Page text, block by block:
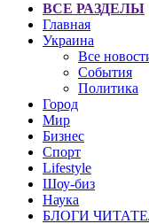
ВСЕ РАЗДЕЛЫ
Главная
Украина
Все
События
Политика
Город
Мир
Бизнес
Спорт
Lifestyle
Шоу-биз
Наука
БЛОГИ